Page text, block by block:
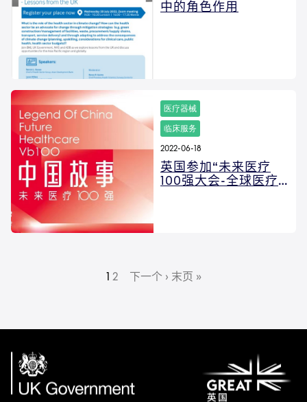
中的角色作用
医疗器械
临床服务
2022-06-18
英国参加“未来医疗
100强大会-全球医疗
当
1 页
2
下
下一个 › 末
末页 »